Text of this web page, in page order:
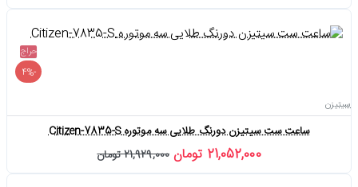
حراج
-4%
سیتیزن
ساعت ست سیتیزن دورنگ طلایی سه موتوره Citizen-7835-S
21,052,000 تومان 21,929,000 تومان